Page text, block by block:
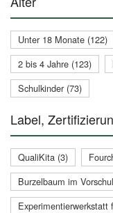
Unter 18 Monate (122)
2 bis 4 Jahre (123)
Schulkinder (73)
Label,
QualiKita (3)
Burzelbaum im
Experimentierwerkstatt